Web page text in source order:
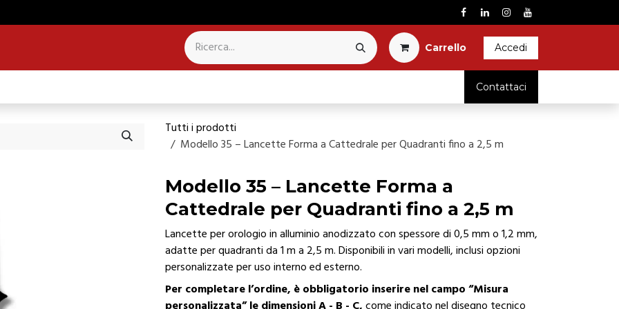
Carrel​l​o​ Accedi
Contattaci
Tutti i prodotti
Modello 35 – Lancette Forma a Cattedrale per Quadranti fino a 2,5 m
Modello 35 – Lancette Forma a
Cattedrale per Quadranti fino a 2,5 m
Lancette per orologio in alluminio anodizzato con spessore di 0,5 mm o 1,2 mm,
adatte per quadranti da 1 m a 2,5 m. Disponibili in vari modelli, inclusi opzioni
personalizzate per uso interno ed esterno.
Per completare l’ordine, è obbligatorio inserire nel campo “Misura